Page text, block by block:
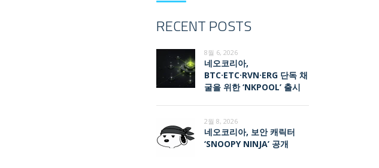
RECENT POSTS
8월 6, 2026
네오코리아,
BTC·ETC·RVN·ERG 단독 채
굴을 위한 ‘NKPOOL’ 출시
2월 8, 2026
네오코리아, 보안 캐릭터
‘SNOOPY NINJA’ 공개